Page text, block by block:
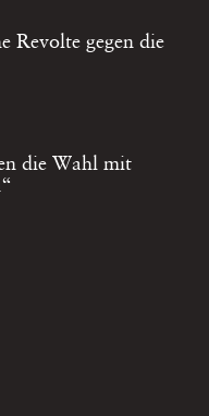
Revolte gegen die
die Wahl mit